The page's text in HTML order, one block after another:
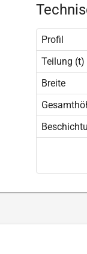
Profil
Teilung (t)
Breite